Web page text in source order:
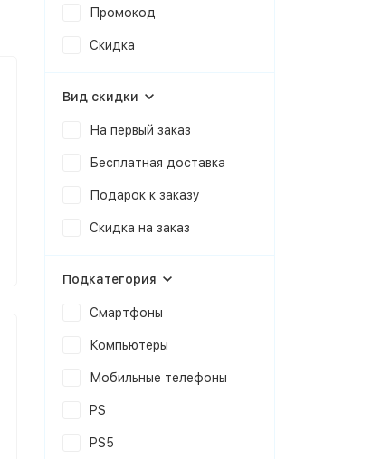
Промокод
Скидка
Вид скидки
На первый заказ
Бесплатная доставка
Подарок к заказу
Скидка на заказ
Подкатегория
Смартфоны
Компьютеры
Мобильные телефоны
PS
PS5